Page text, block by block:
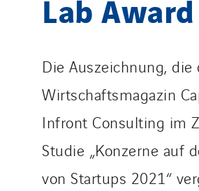
Die Auszeichnung, die
Wirtschaftsmagazin
Infront Consulting im
Studie „Konzerne auf
von Startups 2021“